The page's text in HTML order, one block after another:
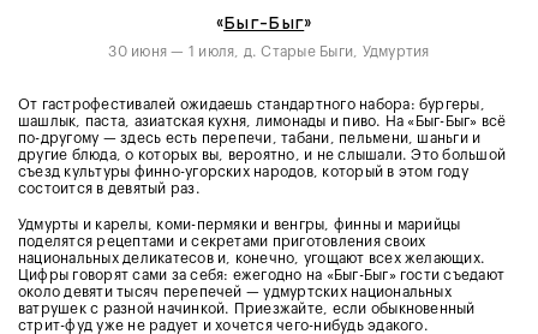
«Быг-Быг»
30 июня — 1 июля, д. Старые Быги, Удмуртия
От гастрофестивалей ожидаешь стандартного набора: бургеры,
шашлык, паста, азиатская кухня, лимонады и пиво. На «Быг-Быг» всё
по-другому — здесь есть перепечи, табани, пельмени, шаньги и
другие блюда, о которых вы, вероятно, и не слышали. Это большой
съезд культуры финно-угорских народов, который в этом году
состоится в девятый раз.
Удмурты и карелы, коми-пермяки и венгры, финны и марийцы
поделятся рецептами и секретами приготовления своих
национальных деликатесов и, конечно, угощают всех желающих.
Цифры говорят сами за себя: ежегодно на «Быг-Быг» гости съедают
около девяти тысяч перепечей — удмуртских национальных
ватрушек с разной начинкой. Приезжайте, если обыкновенный
стрит-фуд уже не радует и хочется чего-нибудь эдакого.